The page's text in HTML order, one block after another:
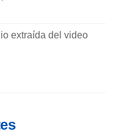
extraída del video